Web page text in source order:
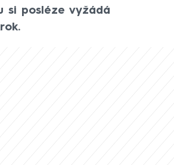
si posléze vyžádá